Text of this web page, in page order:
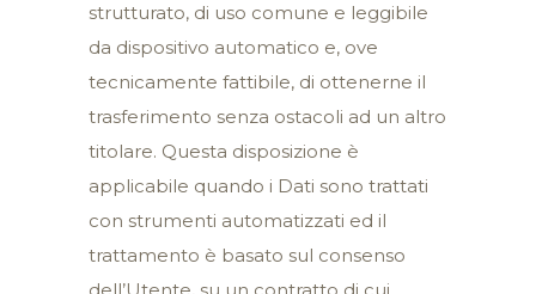
strutturato, di uso comune e leggibile
da dispositivo automatico e, ove
tecnicamente fattibile, di ottenerne il
trasferimento senza ostacoli ad un altro
titolare. Questa disposizione è
applicabile quando i Dati sono trattati
con strumenti automatizzati ed il
trattamento è basato sul consenso